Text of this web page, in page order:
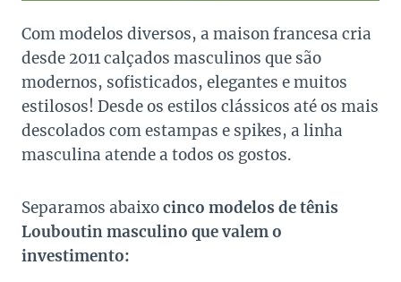
Com modelos diversos, a maison francesa cria
desde 2011 calçados masculinos que são
modernos, sofisticados, elegantes e muitos
estilosos! Desde os estilos clássicos até os mais
descolados com estampas e spikes, a linha
masculina atende a todos os gostos.
Separamos abaixocinco modelos de tênis
Louboutin masculino que valem o
investimento: